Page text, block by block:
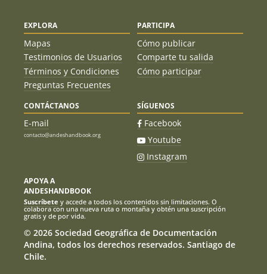
EXPLORA
Mapas
Testimonios de Usuarios
Términos y Condiciones
Preguntas Frecuentes
PARTICIPA
Cómo publicar
Comparte tu salida
Cómo participar
CONTÁCTANOS
E-mail
contacto@andeshandbook.org
SÍGUENOS
Facebook
Youtube
Instagram
APOYA A
ANDESHANDBOOK
Suscríbete y accede a todos los contenidos sin limitaciones. O
colabora con una nueva ruta o montaña y obtén una suscripción
gratis y de por vida.
© 2026 Sociedad Geográfica de Documentación
Andina, todos los derechos reservados. Santiago de
Chile.